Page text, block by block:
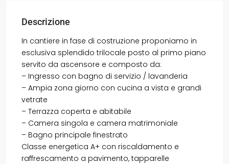
Descrizione
In cantiere in fase di costruzione proponiamo in
esclusiva splendido trilocale posto al primo piano
servito da ascensore e composto da:
– Ingresso con bagno di servizio / lavanderia
– Ampia zona giorno con cucina a vista e grandi
vetrate
– Terrazza coperta e abitabile
– Camera singola e camera matrimoniale
– Bagno principale finestrato
Classe energetica A+ con riscaldamento e
raffrescamento a pavimento, tapparelle